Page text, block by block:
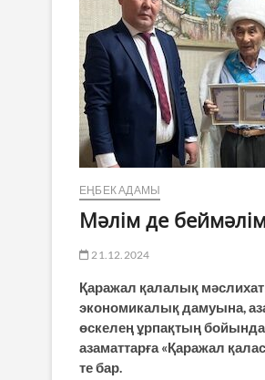
ЕҢБЕК АДАМЫ
Мәлім де
21.12.2024
Қаражал қалалық
экономикалық дамуына,
өскелең ұрпақтың бойында
азаматтарға «Қаражал
те бар.